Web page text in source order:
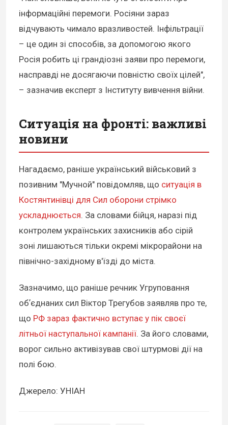
інформаційні перемоги. Росіяни зараз
відчувають чимало вразливостей. Інфільтрації
– це один зі способів, за допомогою якого
Росія робить ці грандіозні заяви про перемоги,
насправді не досягаючи повністю своїх цілей",
– зазначив експерт з Інституту вивчення війни.
Ситуація на фронті: важливі
новини
Нагадаємо, раніше український військовий з
позивним "Мучной" повідомляв, що ситуація в
Костянтинівці для Сил оборони стрімко
ускладнюється. За словами бійця, наразі під
контролем українських захисників або сірій
зоні лишаються тільки окремі мікрорайони на
північно-західному в'їзді до міста.
Зазначимо, що раніше речник Угруповання
обʼєднаних сил Віктор Трегубов заявляв про те,
що РФ зараз фактично вступає у пік своєї
літньої наступальної кампанії. За його словами,
ворог сильно активізував свої штурмові дії на
полі бою.
Джерело: УНІАН